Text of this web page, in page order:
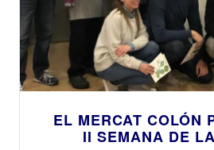
EL MERCAT COLÓN
II SEMANA DE